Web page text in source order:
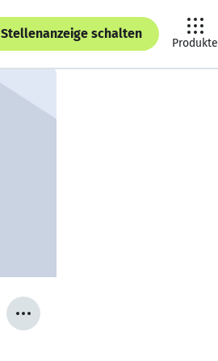
Stellenanzeige schalten
Produkte